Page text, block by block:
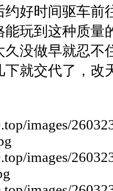
约好时间驱车前
能玩到这种质量
久没做早就忍不
下就交代了，改
images/
images/